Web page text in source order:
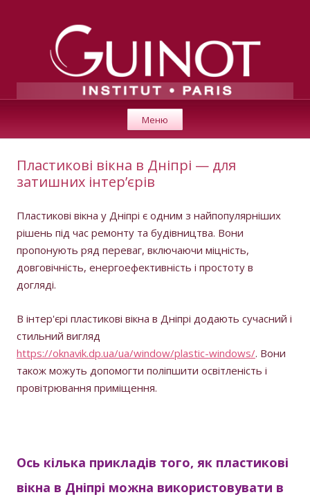
Косметика класса люкс для профессионалов от института
«Guinot» (Париж).
Меню
Пластикові вікна в Дніпрі — для
затишних інтер’єрів
Пластикові вікна у Дніпрі є одним з найпопулярніших
рішень під час ремонту та будівництва. Вони
пропонують ряд переваг, включаючи міцність,
довговічність, енергоефективність і простоту в
догляді.
В інтер'єрі пластикові вікна в Дніпрі додають сучасний і
стильний вигляд
https://oknavik.dp.ua/ua/window/plastic-windows/. Вони
також можуть допомогти поліпшити освітленість і
провітрювання приміщення.
Ось кілька прикладів того, як пластикові
вікна в Дніпрі можна використовувати в